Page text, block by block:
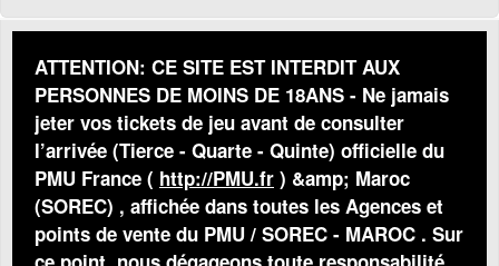
ATTENTION: CE SITE EST INTERDIT AUX
PERSONNES DE MOINS DE 18ANS - Ne jamais
jeter vos tickets de jeu avant de consulter
l’arrivée (Tierce - Quarte - Quinte) officielle du
PMU France ( http://PMU.fr ) &amp; Maroc
(SOREC) , affichée dans toutes les Agences et
points de vente du PMU / SOREC - MAROC . Sur